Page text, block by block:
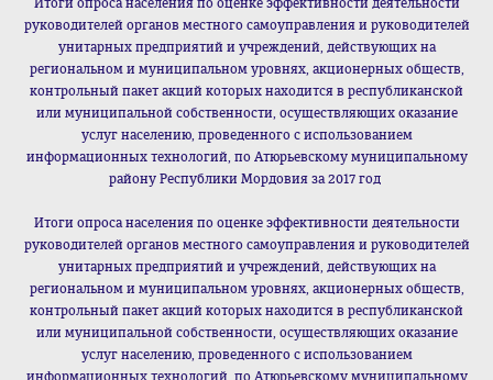
Итоги опроса населения по оценке эффективности деятельности
руководителей органов местного самоуправления и руководителей
унитарных предприятий и учреждений, действующих на
региональном и муниципальном уровнях, акционерных обществ,
контрольный пакет акций которых находится в республиканской
или муниципальной собственности, осуществляющих оказание
услуг населению, проведенного с использованием
информационных технологий, по Атюрьевскому муниципальному
району Республики Мордовия за 2017 год
Итоги опроса населения по оценке эффективности деятельности
руководителей органов местного самоуправления и руководителей
унитарных предприятий и учреждений, действующих на
региональном и муниципальном уровнях, акционерных обществ,
контрольный пакет акций которых находится в республиканской
или муниципальной собственности, осуществляющих оказание
услуг населению, проведенного с использованием
информационных технологий, по Атюрьевскому муниципальному